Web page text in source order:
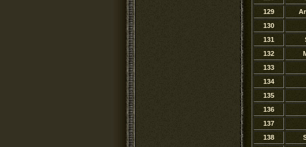
129
130
131
132
133
134
135
136
137
138